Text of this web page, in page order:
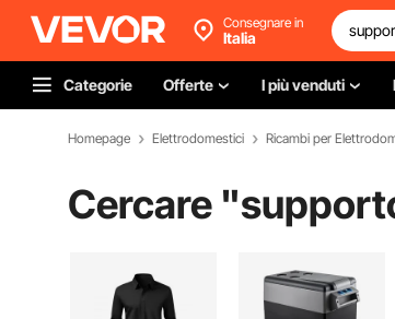
Consegnare in
Italia
Categorie Offerte I più venduti
Homepage Elettrodomestici Ricambi per
Cercare "